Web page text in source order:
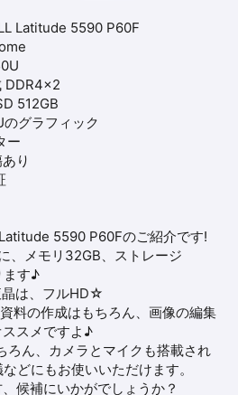
Latitude 5590 P60F
DDR4×2
512GB
のグラフィック
ー
り
5590 P60Fのご紹介です!
、メモリ32GB、ストレージ
ます♪
晶は、フルHD☆
料の作成はもちろん、画像の編集
スメですよ♪
ん、カメラとマイクも搭載され
どにもお使いいただけます。
候補にいかがでしょうか？